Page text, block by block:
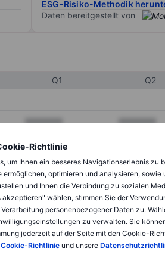
Richtlinie
um Ihnen ein besseres Navigationserlebnis zu
ermöglichen, optimieren und analysieren, sowie
und Ihnen die Verbindung zu sozialen
wählen, stimmen Sie der
personenbezogener Daten zu.
zu verwalten. Sie
jederzeit auf der Seite mit den Cookie-
Cookie-Richtlinieund unsere
ESG-Risiko-Methodik
Daten bereitgestellt von
Q1 Q2
XXXXXXX XXXXXXX
XXXXXXX
XXXXXXX XXXXXXX
XXXXXXX XXXXXXX
XXXXXXX XXXXXXX